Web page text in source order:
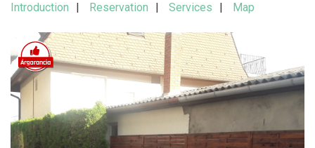
Introduction Reservation Services Map